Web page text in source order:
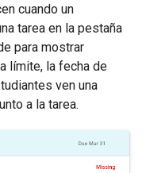
cuando un
tarea en la pestaña
para mostrar
límite, la fecha de
ven una
a la tarea.